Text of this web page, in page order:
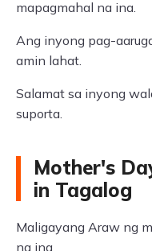
mapagmahal na ina.
Ang inyong pag-
amin lahat.
Salamat sa inyong
suporta.
Mother's
in Tagalog
Maligayang Araw ng
na ina.